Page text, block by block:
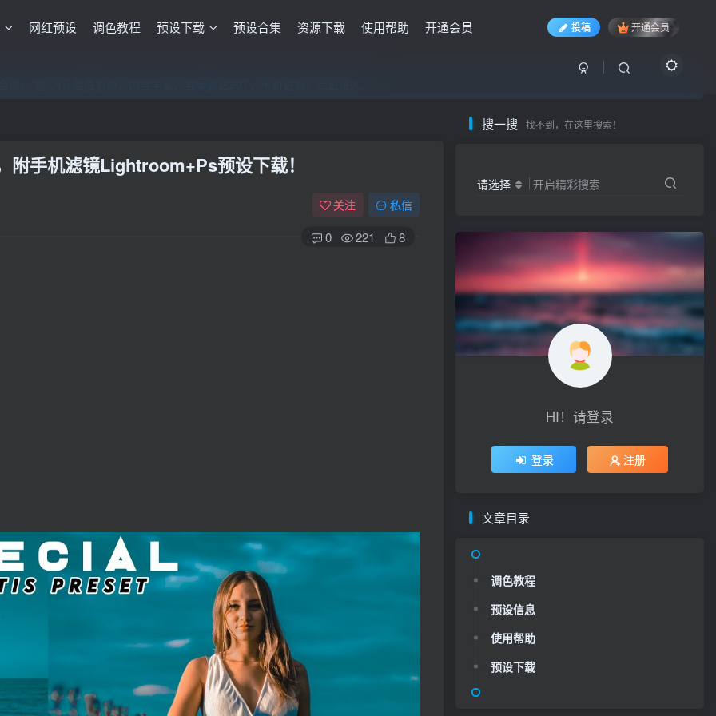
网红预设 调色教程 预设下载 预设合集 资源下载 使用帮助 开通会员 投稿 开通会员
员，”送“万元超值资源，内容丰富，容量高达20T，不断更新！点击进入……
手机滤镜Lightroom+Ps预设下载！
关注 私信
0 221 8
搜一搜 找不到，在这里搜索！
请选择 开启精彩搜索
HI！请登录
登录 注册
文章目录
调色教程
预设信息
使用帮助
预设下载